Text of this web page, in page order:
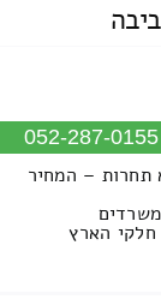
052-287-0155
תחרות – המחיר
חלקי הארץ